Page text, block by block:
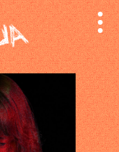
релизы
лейбл
поиск